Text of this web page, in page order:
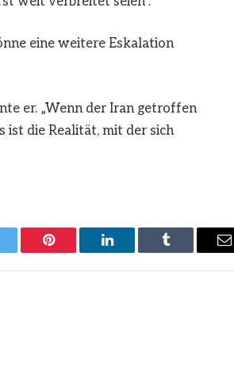
eine weitere Eskalation
er. „Wenn der Iran getroffen
ist die Realität, mit der sich
Pinterest LinkedIn Tumblr